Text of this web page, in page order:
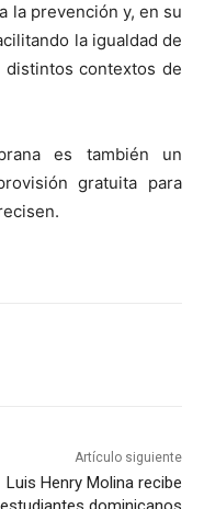
la prevención y, en su
la igualdad de
contextos de
es también un
gratuita para
Artículo siguiente
Luis Henry Molina recibe